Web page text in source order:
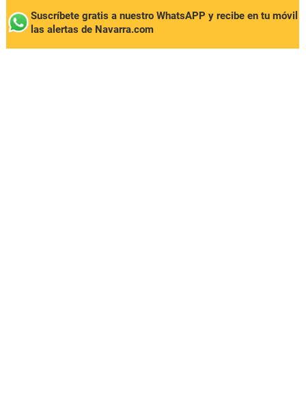
Suscríbete gratis a nuestro WhatsAPP y recibe en tu móvil
las alertas de Navarra.com